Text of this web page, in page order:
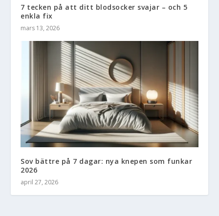
7 tecken på att ditt blodsocker svajar – och 5
enkla fix
mars 13, 2026
Sov bättre på 7 dagar: nya knepen som funkar
2026
april 27, 2026